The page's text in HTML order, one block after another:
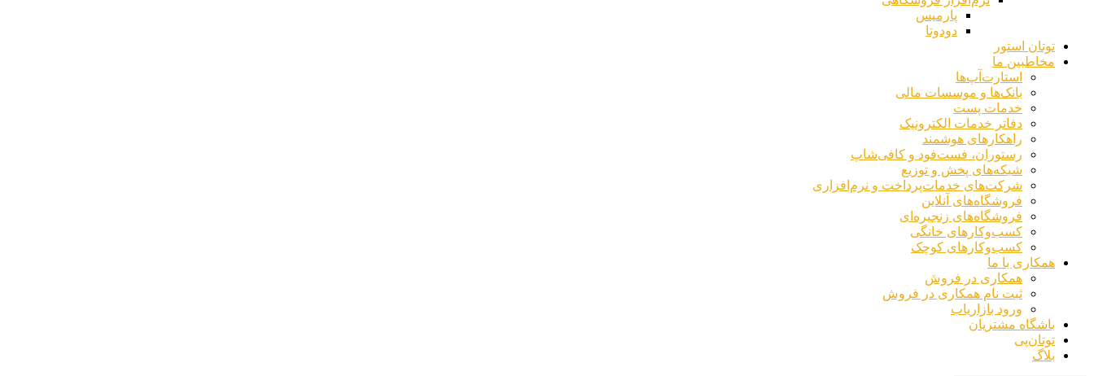
پارمیس
دودوتا
توتان استور
مخاطبین ما
استارت‌آپ‌ها
بانک‌ها و موسسات مالی
خدمات پست
دفاتر خدمات الکترونیک
راهکارهای هوشمند
رستوران، فست‌فود و کافی‌شاپ
شبکه‌های پخش و توزیع
شرکت‌های خدمات‌پرداخت و نرم‌افزاری
فروشگاه‌های آنلاین
فروشگاه‌های زنجیره‌ای
کسب‌وکارهای خانگی
کسب‌وکارهای کوچک
همکاری با ما
همکاری در فروش
ثبت نام همکاری در فروش
ورود بازاریاب
باشگاه مشتریان
توتان‌پی
بلاگ